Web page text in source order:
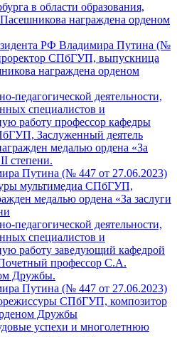
РФ Владимира Путина (№
СПбГУП, выпускница
награждена орденом
Путина (№ 447 от 27.06.2023)
мультимедиа СПбГУП,
медалью ордена «За заслуги
Путина (№ 447 от 27.06.2023)
СПбГУП, композитор
Дружбы